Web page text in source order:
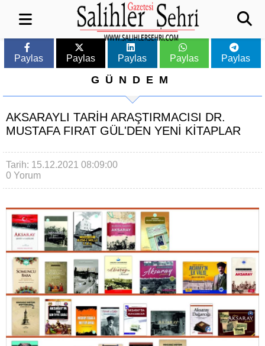
Paylas Paylas Paylas Paylas Paylas
GÜNDEM
AKSARAYLI TARIH ARAŞTIRMACISI DR.
MUSTAFA FIRAT GÜL'DEN YENI KITAPLAR
Tarih: 15.12.2021 08:09:00
0 Yorum